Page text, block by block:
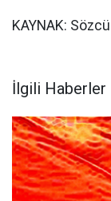
KAYNAK: Sözcü
İlgili Haberler